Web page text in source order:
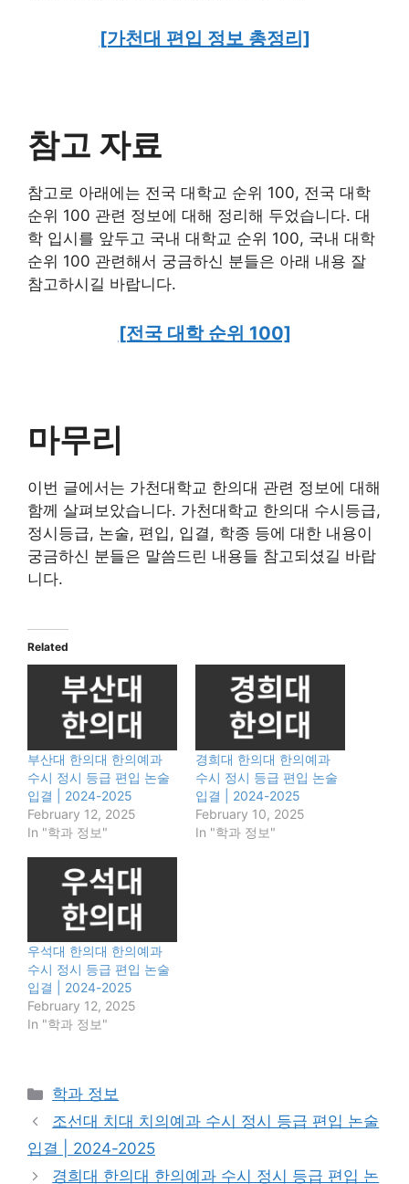
[가천대 편입 정보 총정리]
참고 자료
참고로 아래에는 전국 대학교 순위 100, 전국 대학
순위 100 관련 정보에 대해 정리해 두었습니다. 대
학 입시를 앞두고 국내 대학교 순위 100, 국내 대학
순위 100 관련해서 궁금하신 분들은 아래 내용 잘
참고하시길 바랍니다.
[전국 대학 순위 100]
마무리
이번 글에서는 가천대학교 한의대 관련 정보에 대해
함께 살펴보았습니다. 가천대학교 한의대 수시등급,
정시등급, 논술, 편입, 입결, 학종 등에 대한 내용이
궁금하신 분들은 말씀드린 내용들 참고되셨길 바랍
니다.
Related
부산대 한의대 한의예과
수시 정시 등급 편입 논술
입결 | 2024-2025
February 12, 2025
In "학과 정보"
경희대 한의대 한의예과
수시 정시 등급 편입 논술
입결 | 2024-2025
February 10, 2025
In "학과 정보"
우석대 한의대 한의예과
수시 정시 등급 편입 논술
입결 | 2024-2025
February 12, 2025
In "학과 정보"
Categories
학과 정보
조선대 치대 치의예과 수시 정시 등급 편입 논술
입결 | 2024-2025
경희대 한의대 한의예과 수시 정시 등급 편입 논